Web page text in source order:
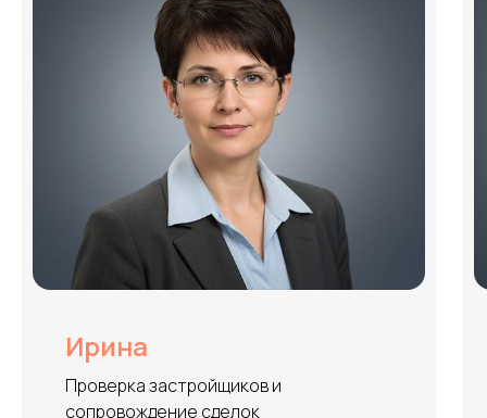
Ирина
Проверка застройщиков и
сопровождение сделок
Длительность:10 минут
Экспресс-аудит
объекта недвижимости
Бесплатный экспресс-аудит
перед покупкой